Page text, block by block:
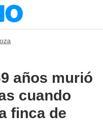
años murió
cuando
finca de